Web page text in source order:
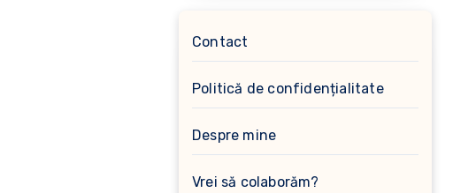
Contact
Politică de confidențialitate
Despre mine
Vrei să colaborăm?